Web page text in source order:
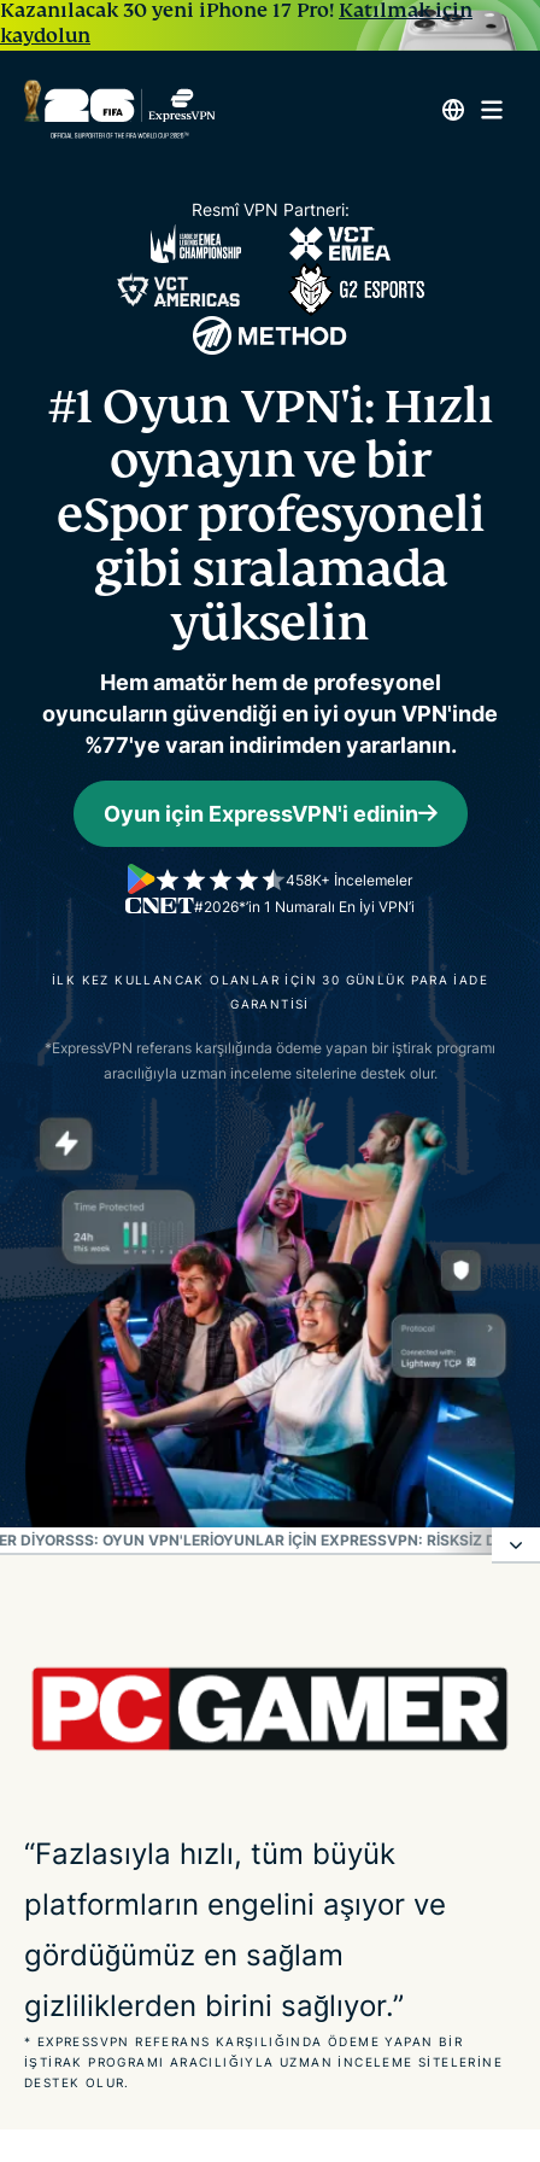
Kazanılacak 30 yeni iPhone 17 Pro! Katılmak için
kaydolun
Resmî VPN Partneri:
#1 Oyun VPN'i: Hızlı
oynayın ve bir
eSpor profesyoneli
gibisıralamada
yükselin
Hem amatör hem de profesyonel
oyuncuların güvendiği en iyi oyun VPN'inde
%77'ye varan indirimden yararlanın.
Oyun için ExpressVPN'i edinin
#2026*’in 1 Numaralı En İyi VPN’i
458K+ İncelemeler
İLK KEZ KULLANCAK OLANLAR İÇİN 30 GÜNLÜK PARA İADE
GARANTİSİ
*ExpressVPN referans karşılığında ödeme yapan bir iştirak programı
aracılığıyla uzman inceleme sitelerine destek olur.
DIYORSSS: OYUN VPN'LERIOYUNLAR IÇIN EXPRESSVPN: RISKSIZ DENE
Tüm en popüler oyunlar için VPN kullanın
Bulut oyunları için VPN ile avantaj elde edin
SSS: Oyun için VPN kullanmak
Oyuncular bizim hakkımızda neler söylüyor
“Fazlasıyla hızlı, tüm büyük
platformların engelini aşıyor ve
gördüğümüz en sağlam
gizliliklerden birini sağlıyor.”
* EXPRESSVPN REFERANS KARŞILIĞINDA ÖDEME YAPAN BIR
IŞTIRAK PROGRAMI ARACILIĞIYLA UZMAN INCELEME SITELERINE
DESTEK OLUR.